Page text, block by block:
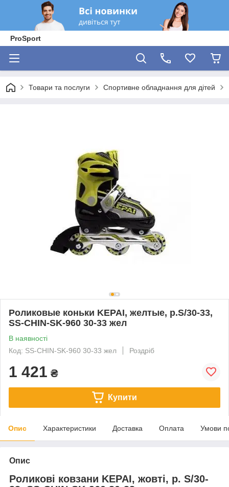
ProSport
Товари та послуги Спортивне обладнання для дітей
Роликовые коньки KEPAI, желтые, р.S/30-33,
SS-CHIN-SK-960 30-33 жел
В наявності
Код: SS-CHIN-SK-960 30-33 жел
Роздріб
1 421 ₴
Купити
Опис Характеристики Доставка Оплата Умови
Опис
Роликові ковзани KEPAI, жовті, р. S/30-